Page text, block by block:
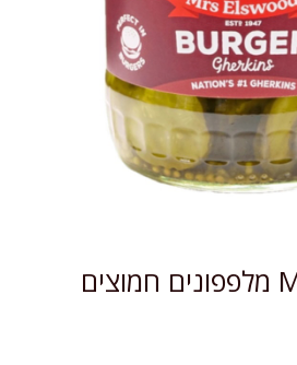
MRS ELSWOOD מלפפונים חמוצים